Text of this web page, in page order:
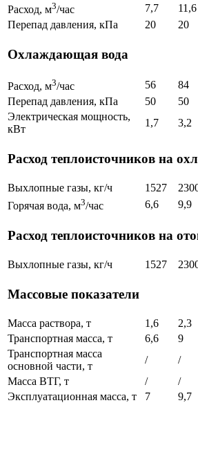
Расход, м3/час 7,7 11,6
Перепад давления, кПа
20 20
Охлаждающая вода
Расход, м3/час 56 84
Перепад давления, кПа
50 50
Электрическая мощность,
кВт
1,7 3,2
Расход теплоисточников на
Выхлопные газы, кг/ч 1527
Горячая вода, м3/час 6,6 9,9
Расход теплоисточников на
Выхлопные газы, кг/ч 1527
Массовые показатели
Масса раствора, т 1,6 2,3
Транспортная масса, т
6,6 9
Транспортная масса
основной части, т
/ /
Масса ВТГ, т
/ /
Эксплуатационная масса, т
7 9,7